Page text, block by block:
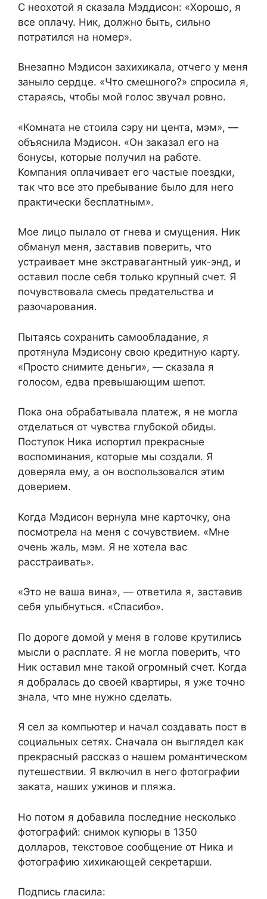
С неохотой я сказала Мэддисон: «Хорошо, я
все оплачу. Ник, должно быть, сильно
потратился на номер».
Внезапно Мэдисон захихикала, отчего у меня
заныло сердце. «Что смешного?» спросила я,
стараясь, чтобы мой голос звучал ровно.
«Комната не стоила сэру ни цента, мэм», —
объяснила Мэдисон. «Он заказал его на
бонусы, которые получил на работе.
Компания оплачивает его частые поездки,
так что все это пребывание было для него
практически бесплатным».
Мое лицо пылало от гнева и смущения. Ник
обманул меня, заставив поверить, что
устраивает мне экстравагантный уик-энд, и
оставил после себя только крупный счет. Я
почувствовала смесь предательства и
разочарования.
Пытаясь сохранить самообладание, я
протянула Мэдисону свою кредитную карту.
«Просто снимите деньги», — сказала я
голосом, едва превышающим шепот.
Пока она обрабатывала платеж, я не могла
отделаться от чувства глубокой обиды.
Поступок Ника испортил прекрасные
воспоминания, которые мы создали. Я
доверяла ему, а он воспользовался этим
доверием.
Когда Мэдисон вернула мне карточку, она
посмотрела на меня с сочувствием. «Мне
очень жаль, мэм. Я не хотела вас
расстраивать».
«Это не ваша вина», — ответила я, заставив
себя улыбнуться. «Спасибо».
По дороге домой у меня в голове крутились
мысли о расплате. Я не могла поверить, что
Ник оставил мне такой огромный счет. Когда
я добралась до своей квартиры, я уже точно
знала, что мне нужно сделать.
Я сел за компьютер и начал создавать пост в
социальных сетях. Сначала он выглядел как
прекрасный рассказ о нашем романтическом
путешествии. Я включил в него фотографии
заката, наших ужинов и пляжа.
Но потом я добавила последние несколько
фотографий: снимок купюры в 1350
долларов, текстовое сообщение от Ника и
фотографию хихикающей секретарши.
Подпись гласила: